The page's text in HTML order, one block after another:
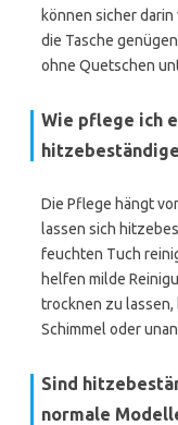
können sicher
die Tasche
ohne Quetschen
Wie pflege ich
Die Pflege hängt
lassen sich
feuchten Tuch
helfen milde
trocknen zu
Schimmel oder
Sind
normale